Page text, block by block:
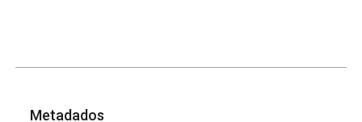
Metadados